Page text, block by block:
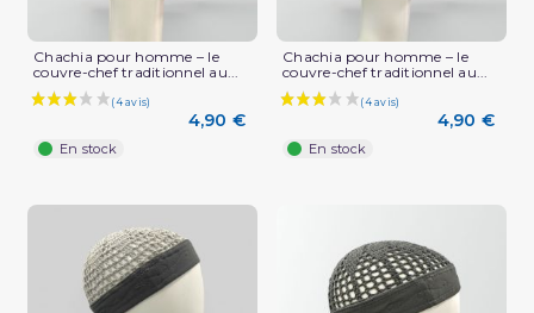
Chachia pour homme – le
couvre-chef traditionnel au...
4,90 €
En stock
Chachia pour homme – le
couvre-chef traditionnel au...
4,90 €
En stock